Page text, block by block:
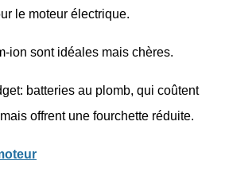
le moteur électrique.
ion sont idéales mais chères.
batteries au plomb, qui coûtent
offrent une fourchette réduite.